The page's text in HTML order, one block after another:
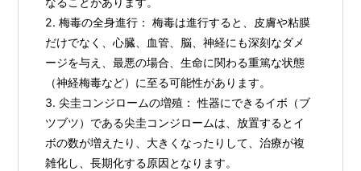
2. 梅毒の全身進行： 梅毒は進行すると、皮膚や粘膜
だけでなく、心臓、血管、脳、神経にも深刻なダメ
ージを与え、最悪の場合、生命に関わる重篤な状態
（神経梅毒など）に至る可能性があります。
3. 尖圭コンジロームの増殖： 性器にできるイボ（ブ
ツブツ）である尖圭コンジロームは、放置するとイ
ボの数が増えたり、大きくなったりして、治療が複
雑化し、長期化する原因となります。